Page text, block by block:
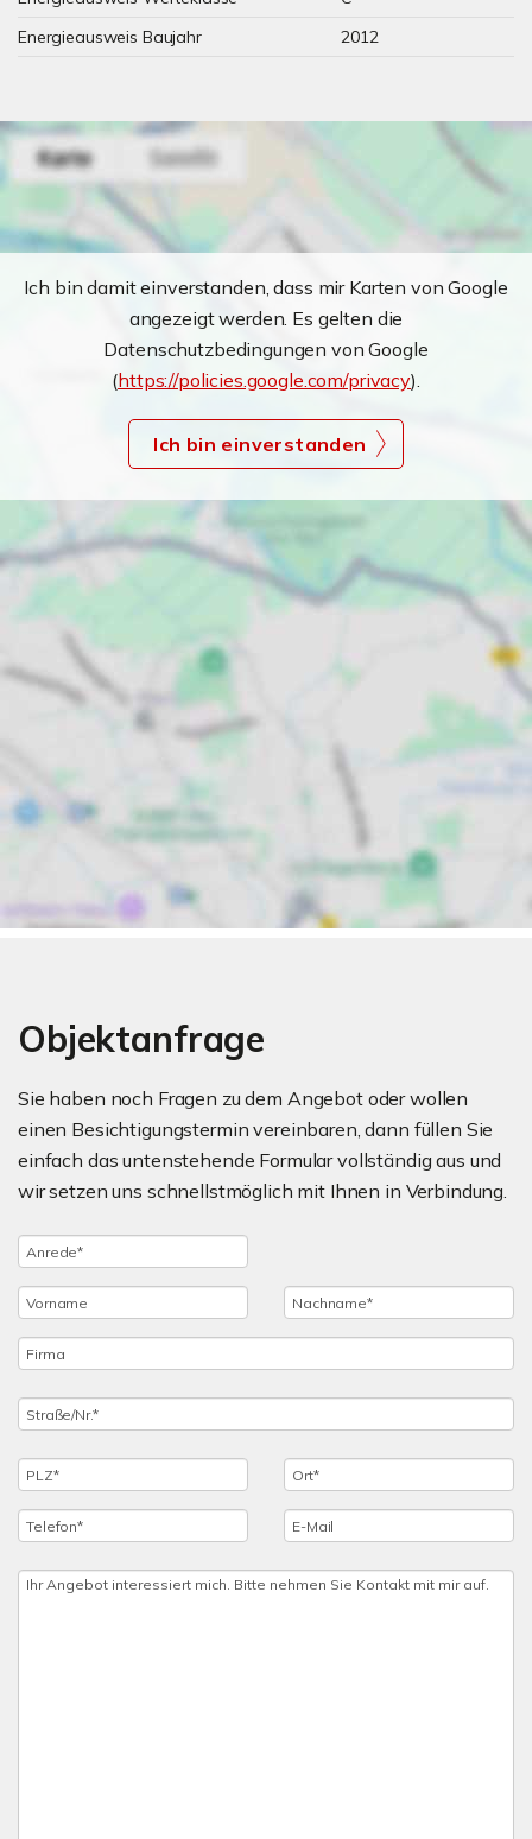
Energieausweis Baujahr
2012
Ich bin damit einverstanden, dass mir Karten von Google
angezeigt werden. Es gelten die
Datenschutzbedingungen von Google
(https://policies.google.com/privacy).
Ich bin einverstanden
Objektanfrage
Sie haben noch Fragen zu dem Angebot oder wollen
einen Besichtigungstermin vereinbaren, dann füllen Sie
einfach das untenstehende Formular vollständig aus und
wir setzen uns schnellstmöglich mit Ihnen in Verbindung.